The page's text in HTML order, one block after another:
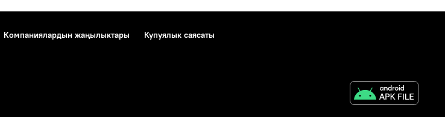
Компаниялардын жаңылыктары
Купуялык саясаты